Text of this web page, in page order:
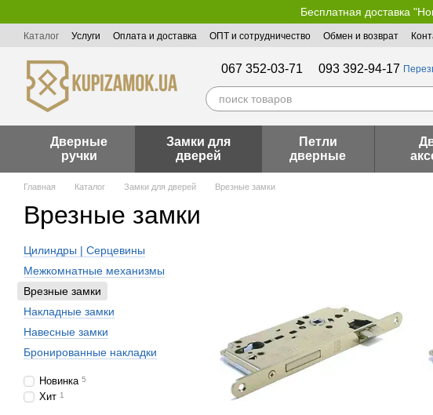
Бесплатная доставка
Каталог Услуги Оплата и доставка ОПТ и сотрудничество Обмен и возврат
067 352-03-71 093 392-94-17
Дверные
ручки
Замки для
дверей
Петли
дверные
Главная Каталог Замки для дверей Врезные замки
Врезные замки
Цилиндры | Серцевины
Межкомнатные механизмы
Врезные замки
Накладные замки
Навесные замки
Бронированные накладки
Новинка 5
Хит 1